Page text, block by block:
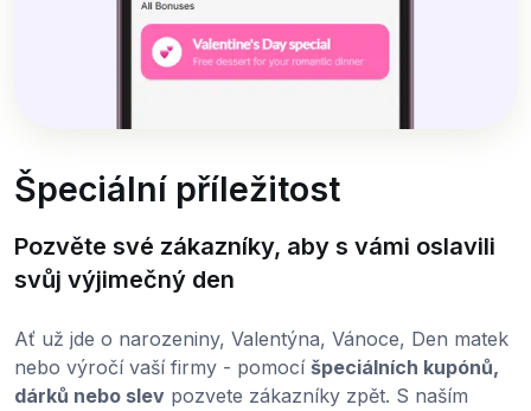
Špeciální příležitost
Pozvěte své zákazníky, aby s vámi oslavili
svůj výjimečný den
Ať už jde o narozeniny, Valentýna, Vánoce, Den matek
nebo výročí vaší firmy - pomocí špeciálních kupónů,
dárků nebo slev pozvete zákazníky zpět. S naším